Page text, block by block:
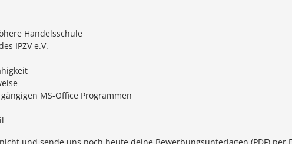
Handelsschule
IPZV e.V.
MS-Office Programmen